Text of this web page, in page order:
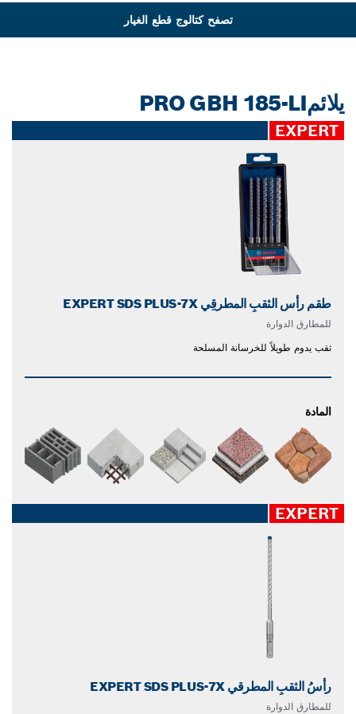
تصفح كتالوج قطع الغيار
يلائمPRO GBH 185-LI
EXPERT
طقم رأس الثقبِ المطرقِي EXPERT SDS PLUS-7X
للمطارق الدوارة
ثقب يدوم طويلاً للخرسانة المسلحة
المادة
EXPERT
رأسُ الثقبِ المطرقي EXPERT SDS PLUS-7X
للمطارق الدوارة